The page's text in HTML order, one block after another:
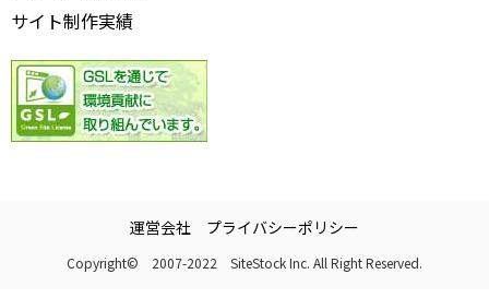
サイト制作実績
運営会社 プライバシーポリシー
Copyright© 2007-2022 SiteStock Inc. All Right Reserved.